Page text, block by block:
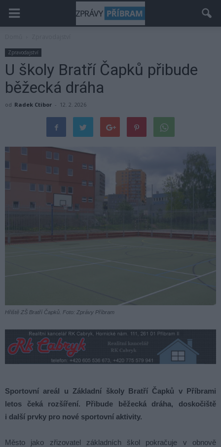
Zpravodajství
U školy Bratří Čapků přibude
běžecká dráha
od Radek Ctibor - 12. 2. 2026
Hřiště ZŠ Bratří Čapků. Foto: Zprávy Příbram
Sportovní areál u Základní školy Bratří Čapků v Příbrami
letos čeká rozšíření. Přibude běžecká dráha, doskočiště
i další prvky pro nové sportovní aktivity.
Město jako zřizovatel základních škol pokračuje v obnově